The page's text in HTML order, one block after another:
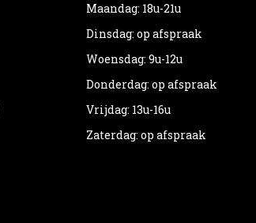
Maandag: 18u-21u
Dinsdag: op afspraak
Woensdag: 9u-12u
Donderdag: op afspraak
Vrijdag: 13u-16u
Zaterdag: op afspraak